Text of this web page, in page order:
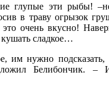
глупые эти рыбы!
в траву огрызок
очень вкусно!
сладкое…
им нужно подсказать,
Белибончик. –